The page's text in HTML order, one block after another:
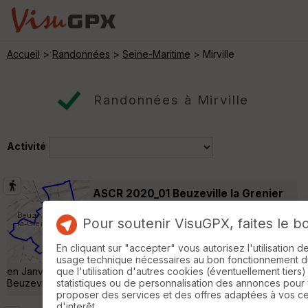
Accueil > Randonnées > Seine-Maritime > Mirville
Randonnées à Mirville
Activité
ASCR 2020_01 Beuzeville la Grenier
Circuit effectué par les marcheurs de l'ASCR
lors de la sortie mensuelle de l'association
en Janvier 2020 Départ : Parking de la Gare de Bréauté
Beuzeville - 76210 »
Pour soutenir VisuGPX, faites le
En cliquant sur "accepter" vous autorisez l'utilisation
usage technique nécessaires au bon fonctionnement
que l'utilisation d'autres cookies (éventuellement
statistiques ou de personnalisation des annonces pour
proposer des services et des offres adaptées à vos